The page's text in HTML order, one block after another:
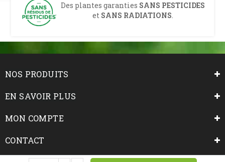
Des plantes garanties SANS PESTICIDES
et SANS RADIATIONS.
NOS PRODUITS
EN SAVOIR PLUS
MON COMPTE
CONTACT